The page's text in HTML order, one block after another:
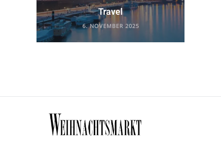
Travel
6. NOVEMBER 2025